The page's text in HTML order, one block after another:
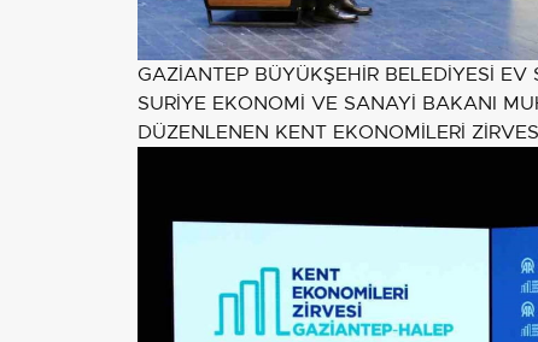
GAZİANTEP BÜYÜKŞEHİR BELEDİYESİ
SURİYE EKONOMİ VE SANAYİ BAKANI
DÜZENLENEN KENT EKONOMİLERİ